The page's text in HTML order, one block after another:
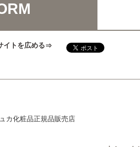
イトを広める
カ化粧品正規品販売店